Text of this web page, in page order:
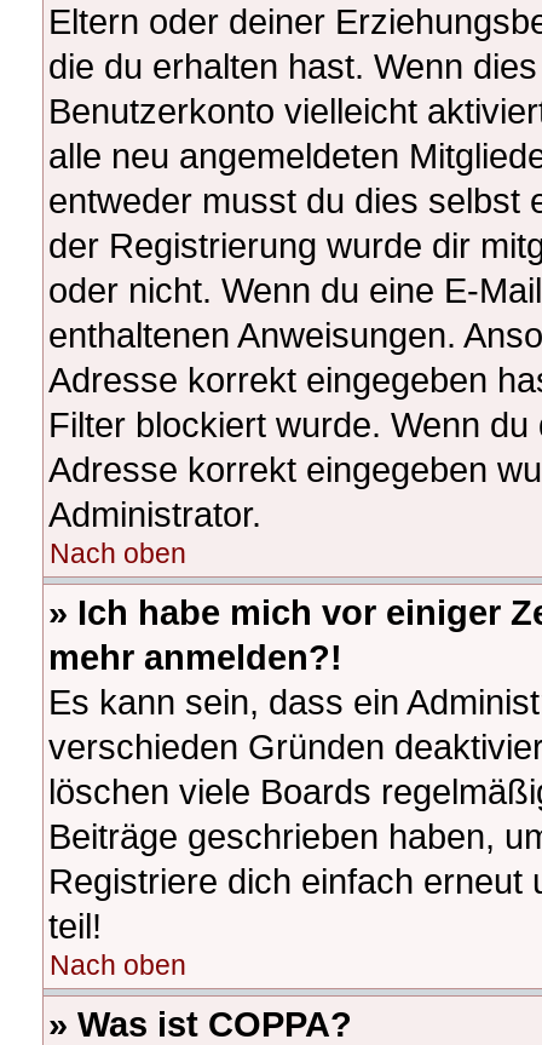
Eltern oder deiner
die du erhalten hast. Wenn
Benutzerkonto vielleicht
alle neu angemeldeten
entweder musst du dies selbst
der Registrierung wurde dir
oder nicht. Wenn du eine E-
enthaltenen Anweisungen.
Adresse korrekt eingegeben
Filter blockiert wurde. Wenn
Adresse korrekt eingegeben
Administrator.
Nach oben
» Ich habe mich vor einiger
mehr anmelden?!
Es kann sein, dass ein
verschieden Gründen
löschen viele Boards
Beiträge geschrieben haben,
Registriere dich einfach
teil!
Nach oben
» Was ist COPPA?